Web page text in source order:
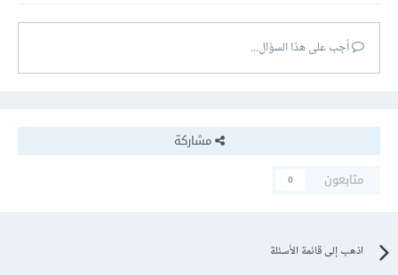
أجب على هذا السؤال...
مشاركة
متابعون
0
اذهب إلى قائمة الأسئلة